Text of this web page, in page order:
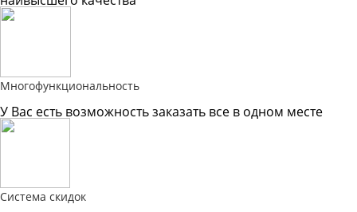
Многофункциональность
У Вас есть возможность заказать все в одном месте
Система скидок